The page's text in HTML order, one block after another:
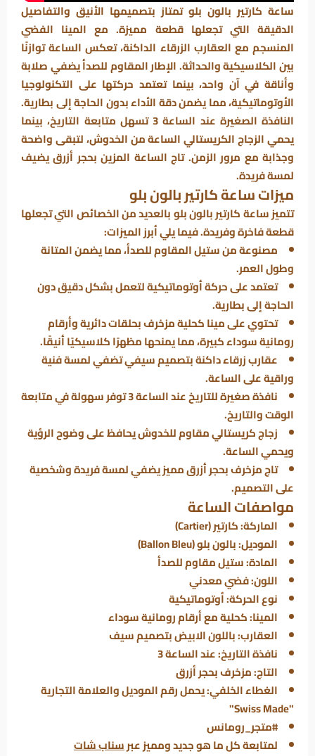
ساعة كارتير بالون بلو تمتاز بتصميمها الأنيق والتفاصيل
الدقيقة التي تجعلها قطعة مميزة. مع المينا الفضي
المنسجم مع العقارب الزرقاء الداكنة، تعكس الساعة توازنًا
بين الكلاسيكية والحداثة. الإطار المقاوم للصدأ يضفي صلابة
وأناقة في آن واحد، بينما تعتمد حركتها على التكنولوجيا
الأوتوماتيكية، مما يضمن دقة الأداء بدون الحاجة إلى بطارية.
النافذة الصغيرة عند الساعة 3 تسهل متابعة التاريخ، بينما
يحمي الزجاج الكريستالي الساعة من الخدوش، لتبقى واضحة
وجذابة مع مرور الزمن. تاج الساعة المزين بحجر أزرق يضيف
لمسة فريدة.
ميزات ساعة كارتير بالون بلو
تتميز ساعة كارتير بالون بلو بالعديد من الخصائص التي تجعلها
قطعة فاخرة وفريدة. فيما يلي أبرز الميزات:
مصنوعة من ستيل المقاوم للصدأ، مما يضمن المتانة
وطول العمر.
تعتمد على حركة أوتوماتيكية لتعمل بشكل دقيق دون
الحاجة إلى بطارية.
تحتوي على مينا كحلية مزخرف بحلقات دائرية وأرقام
رومانية سوداء كبيرة، مما يمنحها مظهرًا كلاسيكيًا أنيقًا.
عقارب زرقاء داكنة بتصميم سيفي تضفي لمسة فنية
وراقية على الساعة.
نافذة صغيرة للتاريخ عند الساعة 3 توفر سهولة في متابعة
الوقت والتاريخ.
زجاج كريستالي مقاوم للخدوش يحافظ على وضوح الرؤية
ويحمي الساعة.
تاج مزخرف بحجر أزرق مميز يضفي لمسة فريدة وشخصية
على التصميم.
مواصفات الساعة
الماركة: كارتير (Cartier)
الموديل: بالون بلو (Ballon Bleu)
المادة: ستيل مقاوم للصدأ
اللون: فضي معدني
نوع الحركة: أوتوماتيكية
المينا: كحلية مع أرقام رومانية سوداء
العقارب: باللون الابيض بتصميم سيف
نافذة التاريخ: عند الساعة 3
التاج: مزخرف بحجر أزرق
الغطاء الخلفي: يحمل رقم الموديل والعلامة التجارية
"Swiss Made"
#متجر_رومانس
لمتابعة كل ما هو جديد ومميز عبرسناب شات